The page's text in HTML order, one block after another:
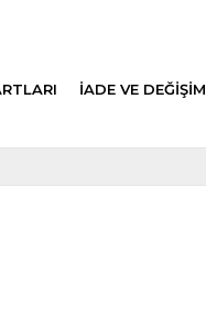
İADE VE DEĞİŞİM